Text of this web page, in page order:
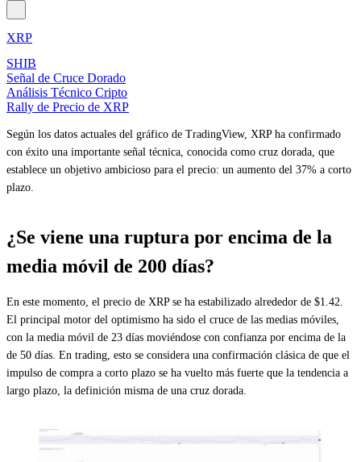
XRP
SHIB
Señal de Cruce Dorado
Análisis Técnico Cripto
Rally de Precio de XRP
Según los datos actuales del gráfico de TradingView, XRP ha confirmado
con éxito una importante señal técnica, conocida como cruz dorada, que
establece un objetivo ambicioso para el precio: un aumento del 37% a corto
plazo.
¿Se viene una ruptura por encima de la
media móvil de 200 días?
En este momento, el precio de XRP se ha estabilizado alrededor de $1.42.
El principal motor del optimismo ha sido el cruce de las medias móviles,
con la media móvil de 23 días moviéndose con confianza por encima de la
de 50 días. En trading, esto se considera una confirmación clásica de que el
impulso de compra a corto plazo se ha vuelto más fuerte que la tendencia a
largo plazo, la definición misma de una cruz dorada.